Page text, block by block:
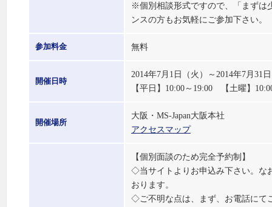
※個別相談形式ですので、「まずは
ンスの方もお気軽にご参加下さい。
参加料金 無料
開催日時
2014年7月1日（火）～2014年7月
【平日】10:00～19:00 【土曜】
開催場所
大阪・MS-Japan大阪本社
アクセスマップ
【個別面談のため完全予約制】
◇当サイトよりお申込み下さい。な
おります。
◇ご不明な点は、まず、お電話にて